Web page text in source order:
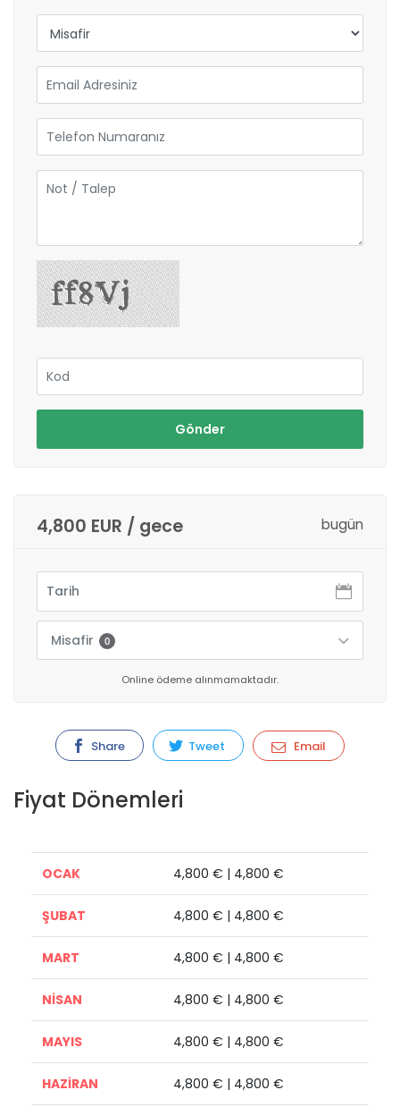
Gönder
4,800 EUR / gece bugün
Misafir 0
Online ödeme alınmamaktadır.
Share Tweet Email
Fiyat Dönemleri
OCAK 4,800 € | 4,800 €
ŞUBAT 4,800 € | 4,800 €
MART 4,800 € | 4,800 €
NİSAN 4,800 € | 4,800 €
MAYIS 4,800 € | 4,800 €
HAZİRAN 4,800 € | 4,800 €